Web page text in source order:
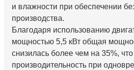
и влажности при обеспечении
производства.
Благодаря использованию
мощностью 5,5 кВт общая
снизилась более чем на 35%,
производительность при